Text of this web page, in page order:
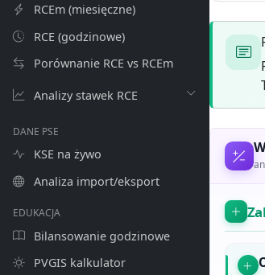
RCEm (miesięczne)
RCE (godzinowe)
Porównanie RCE vs RCEm
Analizy stawek RCE
DANE PSE
KSE na żywo
Analiza import/eksport
EDUKACJA
Bilansowanie godzinowe
PVGIS kalkulator